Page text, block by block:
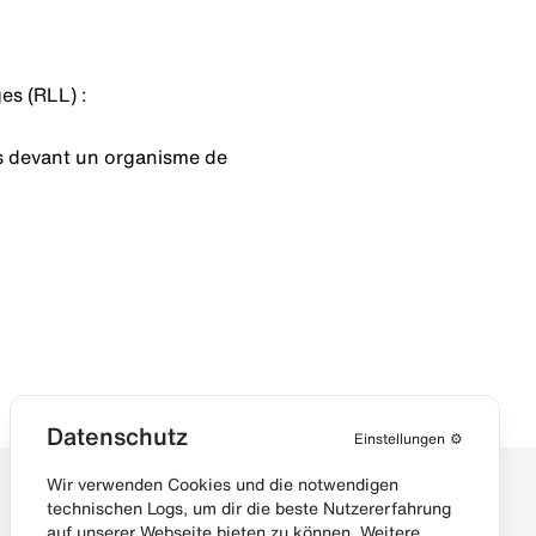
(RLL) :
devant un organisme de
Datenschutz Einstellungen ⚙️
Wir verwenden Cookies und die notwendigen
technischen Logs, um dir die beste Nutzererfahrung
auf unserer Webseite bieten zu können. Weitere